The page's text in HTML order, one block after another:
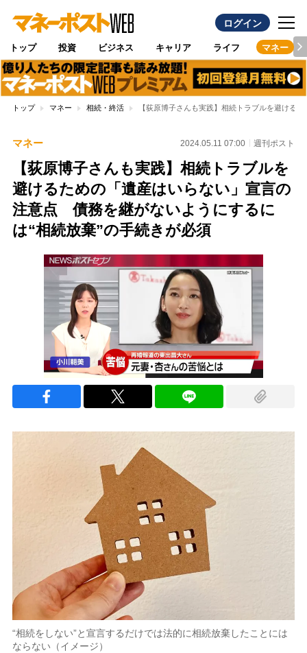
ログイン
トップ 投資 ビジネス キャリア ライフ マネー
トップ マネー 相続・終活 【荻原博子さんも実践】相続トラブルを避ける
マネー 2024.05.11 07:00 週刊ポスト
【荻原博子さんも実践】相続トラブルを
避けるための「遺産はいらない」宣言の
注意点 債務を継がないようにするに
は“相続放棄”の手続きが必須
“相続をしない”と宣言するだけでは法的に相続放棄したことには
ならない（イメージ）